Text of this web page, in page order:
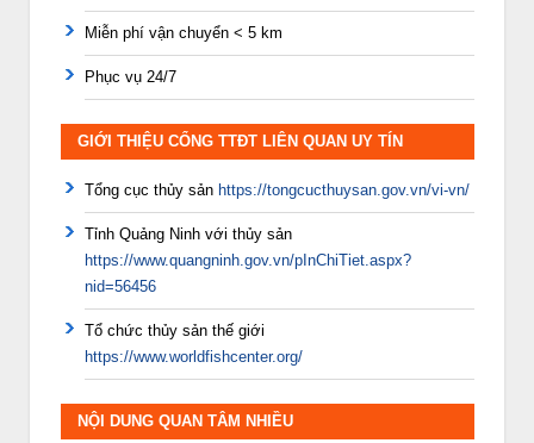
Miễn phí vận chuyển < 5 km
Phục vụ 24/7
GIỚI THIỆU CỔNG TTĐT LIÊN QUAN UY TÍN
Tổng cục thủy sản https://tongcucthuysan.gov.vn/vi-vn/
Tỉnh Quảng Ninh với thủy sản
https://www.quangninh.gov.vn/pInChiTiet.aspx?
nid=56456
Tổ chức thủy sản thế giới
https://www.worldfishcenter.org/
NỘI DUNG QUAN TÂM NHIỀU